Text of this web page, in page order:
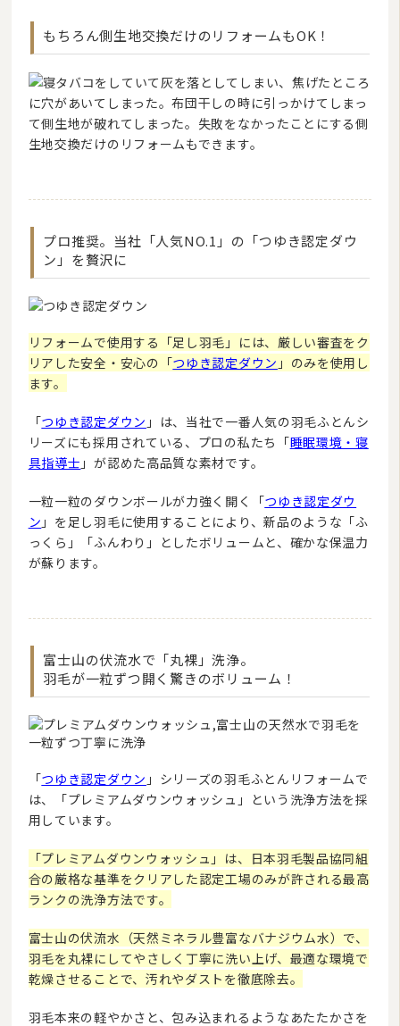
もちろん側生地交換だけのリフォームもOK！
プロ推奨。当社「人気NO.1」の「つゆき認定ダウ
ン」を贅沢に
リフォームで使用する「足し羽毛」には、厳しい審査をク
リアした安全・安心の「つゆき認定ダウン 」のみを使用し
ます。
「つゆき認定ダウン 」は、当社で一番人気の羽毛ふとんシ
リーズにも採用されている、プロの私たち「睡眠環境・寝
具指導士 」が認めた高品質な素材です。
一粒一粒のダウンボールが力強く開く「つゆき認定ダウ
ン 」を足し羽毛に使用することにより、新品のような「ふ
っくら」「ふんわり」としたボリュームと、確かな保温力
が蘇ります。
富士山の伏流水で「丸裸」洗浄。
羽毛が一粒ずつ開く驚きのボリューム！
「つゆき認定ダウン 」シリーズの羽毛ふとんリフォームで
は、「プレミアムダウンウォッシュ」という洗浄方法を採
用しています。
「プレミアムダウンウォッシュ」は、日本羽毛製品協同組
合の厳格な基準をクリアした認定工場のみが許される最高
ランクの洗浄方法です。
富士山の伏流水（天然ミネラル豊富なバナジウム水）で、
羽毛を丸裸にしてやさしく丁寧に洗い上げ、最適な環境で
乾燥させることで、汚れやダストを徹底除去。
羽毛本来の軽やかさと、包み込まれるようなあたたかさを